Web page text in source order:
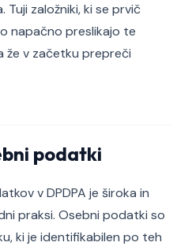
založniki, ki se prvič
napačno preslikajo te
že v začetku prepreči
podatki
v DPDPA je široka in
praksi. Osebni podatki so
ki je identifikabilen po teh